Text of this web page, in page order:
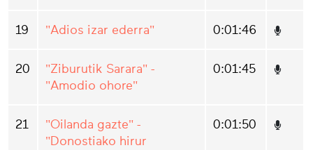
19 "Adios izar ederra" 0:01:46
20
"Ziburutik Sarara" -
"Amodio ohore"
0:01:45
21
"Oilanda gazte" -
"Donostiako hirur
0:01:50